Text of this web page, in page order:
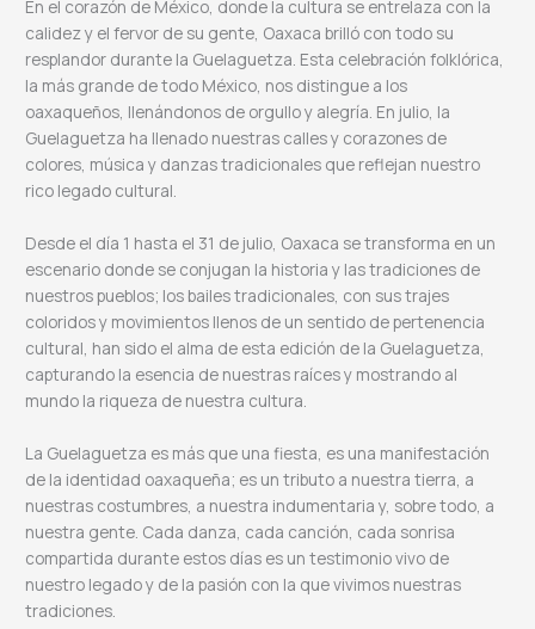
En el corazón de México, donde la cultura se entrelaza con la
calidez y el fervor de su gente, Oaxaca brilló con todo su
resplandor durante la Guelaguetza. Esta celebración folklórica,
la más grande de todo México, nos distingue a los
oaxaqueños, llenándonos de orgullo y alegría. En julio, la
Guelaguetza ha llenado nuestras calles y corazones de
colores, música y danzas tradicionales que reflejan nuestro
rico legado cultural.
Desde el día 1 hasta el 31 de julio, Oaxaca se transforma en un
escenario donde se conjugan la historia y las tradiciones de
nuestros pueblos; los bailes tradicionales, con sus trajes
coloridos y movimientos llenos de un sentido de pertenencia
cultural, han sido el alma de esta edición de la Guelaguetza,
capturando la esencia de nuestras raíces y mostrando al
mundo la riqueza de nuestra cultura.
La Guelaguetza es más que una fiesta, es una manifestación
de la identidad oaxaqueña; es un tributo a nuestra tierra, a
nuestras costumbres, a nuestra indumentaria y, sobre todo, a
nuestra gente. Cada danza, cada canción, cada sonrisa
compartida durante estos días es un testimonio vivo de
nuestro legado y de la pasión con la que vivimos nuestras
tradiciones.